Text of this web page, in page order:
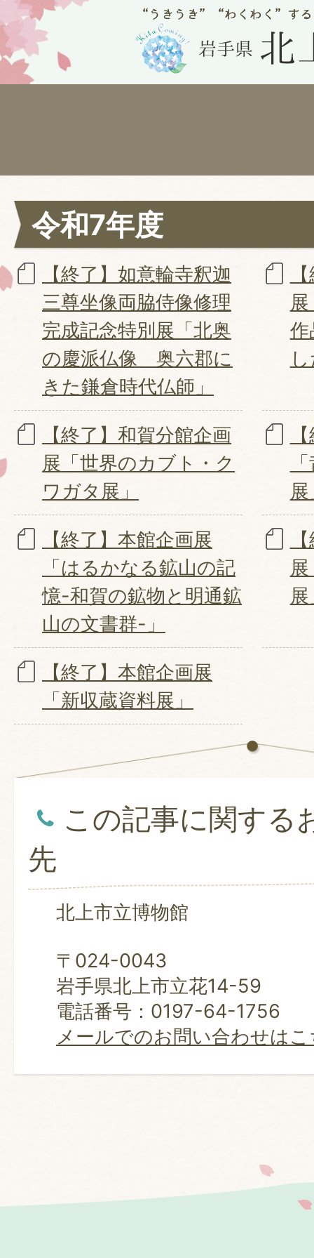
令和7年度
【終了】如意輪寺釈迦
三尊坐像両脇侍像修理
完成記念特別展「北奥
の慶派仏像 奥六郡に
きた鎌倉時代仏師」
作
【終了】和賀分館企画
展「世界のカブト・ク
ワガタ展」
【終了】本館企画展
「はるかなる鉱山の記
憶-和賀の鉱物と明通鉱
山の文書群-」
【終了】本館企画展
「新収蔵資料展」
この記事に関する
先
北上市立博物館
〒024-0043
岩手県北上市立花14-59
電話番号：0197-64-1756
メールでのお問い合わせは